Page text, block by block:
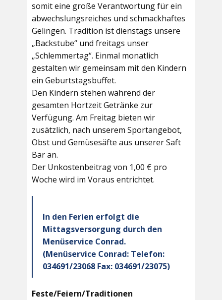
somit eine große Verantwortung für ein
abwechslungsreiches und schmackhaftes
Gelingen. Tradition ist dienstags unsere
„Backstube“ und freitags unser
„Schlemmertag“. Einmal monatlich
gestalten wir gemeinsam mit den Kindern
ein Geburtstagsbuffet.
Den Kindern stehen während der
gesamten Hortzeit Getränke zur
Verfügung. Am Freitag bieten wir
zusätzlich, nach unserem Sportangebot,
Obst und Gemüsesäfte aus unserer Saft
Bar an.
Der Unkostenbeitrag von 1,00 € pro
Woche wird im Voraus entrichtet.
In den Ferien erfolgt die
Mittagsversorgung durch den
Menüservice Conrad.
(Menüservice Conrad: Telefon:
034691/23068 Fax: 034691/23075)
Feste/Feiern/Traditionen